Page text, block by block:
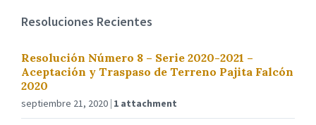
Resoluciones Recientes
Resolución Número 8 – Serie 2020-2021 –
Aceptación y Traspaso de Terreno Pajita Falcón
2020
septiembre 21, 2020 1 attachment